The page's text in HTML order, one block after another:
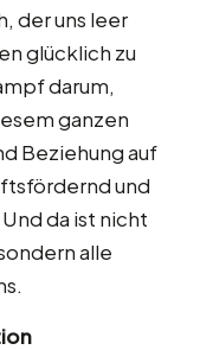
der uns leer
glücklich zu
darum,
ganzen
Beziehung auf
und
da ist nicht
alle